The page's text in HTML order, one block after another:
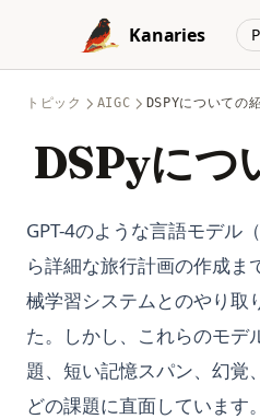
Skip to content
Kanaries
トピック AIGC DSPYについての
DSPyにつ
GPT-4のような言語モデル
ら詳細な旅行計画の作成ま
械学習システムとのやり取
た。しかし、これらのモデ
題、短い記憶スパン、幻覚
どの課題に直面しています